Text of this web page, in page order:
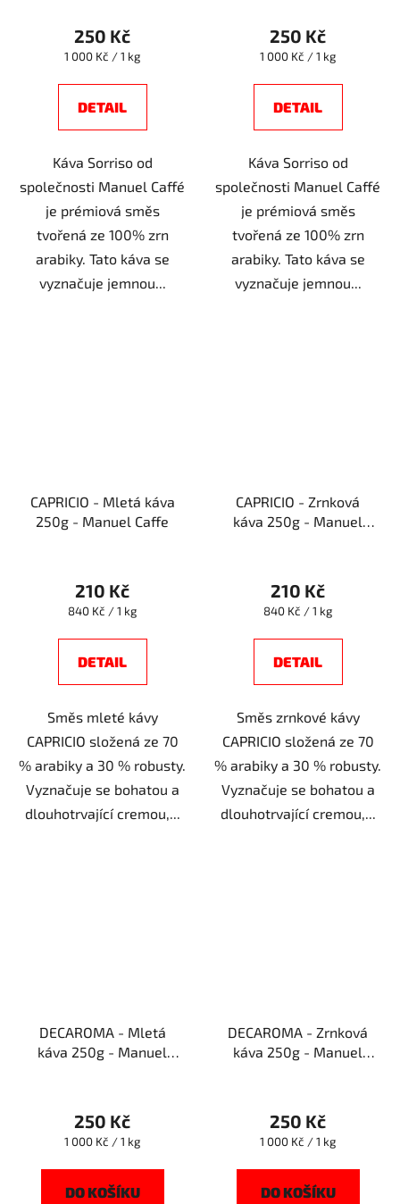
250 Kč
Měrná
1 000 Kč / 1 kg
DETAIL
Káva Sorriso od
společnosti Manuel Caffé
je prémiová směs
tvořená ze 100% zrn
arabiky. Tato káva se
vyznačuje jemnou...
250 Kč
Měrná
1 000 Kč / 1 kg
DETAIL
Káva Sorriso od
společnosti Manuel Caffé
je prémiová směs
tvořená ze 100% zrn
arabiky. Tato káva se
vyznačuje jemnou...
CAPRICIO - Mletá káva
250g - Manuel Caffe
210 Kč
Měrná
840 Kč / 1 kg
DETAIL
Směs mleté kávy
CAPRICIO složená ze 70
% arabiky a 30 % robusty.
Vyznačuje se bohatou a
dlouhotrvající cremou,...
CAPRICIO - Zrnková
káva 250g - Manuel
210 Kč
Měrná
840 Kč / 1 kg
DETAIL
Směs zrnkové kávy
CAPRICIO složená ze 70
% arabiky a 30 % robusty.
Vyznačuje se bohatou a
dlouhotrvající cremou,...
DECAROMA - Mletá
káva 250g - Manuel
250 Kč
Měrná
1 000 Kč / 1 kg
DO KOŠÍKU
DECAROMA - Zrnková
káva 250g - Manuel
250 Kč
Měrná
1 000 Kč / 1 kg
DO KOŠÍKU